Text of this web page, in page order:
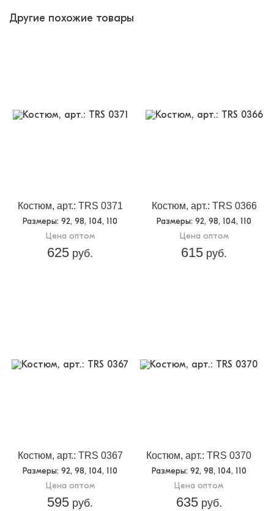
опущенная линия плеча
Другие похожие товары
Костюм, арт.: TRS 0371
Размеры: 92, 98, 104, 110
Цена оптом
625 руб.
Костюм, арт.: TRS 0366
Размеры: 92, 98, 104, 110
Цена оптом
615 руб.
Костюм, арт.: TRS 0367
Размеры: 92, 98, 104, 110
Цена оптом
595 руб.
Костюм, арт.: TRS 0370
Размеры: 92, 98, 104, 110
Цена оптом
635руб.